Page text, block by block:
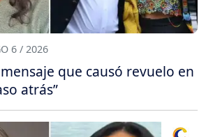
6 / 2026
que causó revuelo en
atrás”